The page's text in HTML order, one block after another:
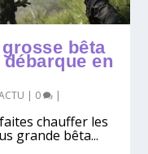
bêta
en
| 0 |
chauffer les
grande bêta...